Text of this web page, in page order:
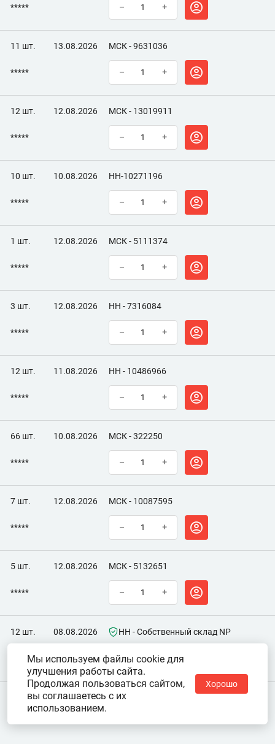
***** – +
11 шт. 13.08.2026 МСК - 9631036
***** – +
12 шт. 12.08.2026 МСК - 13019911
***** – +
10 шт. 10.08.2026 НН-10271196
***** – +
1 шт. 12.08.2026 МСК - 5111374
***** – +
3 шт. 12.08.2026 НН - 7316084
***** – +
12 шт. 11.08.2026 НН - 10486966
***** – +
66 шт. 10.08.2026 МСК - 322250
***** – +
7 шт. 12.08.2026 МСК - 10087595
***** – +
5 шт. 12.08.2026 МСК - 5132651
***** – +
12 шт. 08.08.2026 НН - Собственный склад NP
***** – +
Мы используем файлы cookie для
улучшения работы сайта.
Продолжая пользоваться сайтом,
вы соглашаетесь с их
использованием.
Хорошо